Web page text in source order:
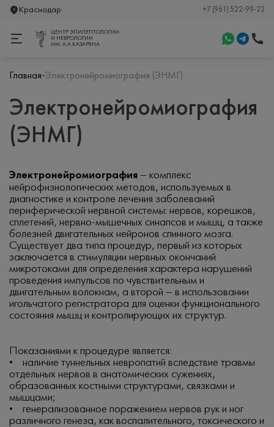
Краснодар +7 (961) 522-99-22
ЦЕНТР ЭПИЛЕПТОЛОГИИ
И НЕВРОЛОГИИ
ИМ. А.А.КАЗАРЯНА
Главная-Электронейромиография (ЭНМГ)
Электронейромиография
(ЭНМГ)
Электронейромиография – комплекс
нейрофизиологических методов, используемых в
диагностике и контроле лечения заболеваний
периферической нервной системы: нервов, корешков,
сплетений, нервно-мышечных синапсов и мышц, а также
болезней двигательных нейронов спинного мозга.
Существует два типа процедур, первый из которых
заключается в стимуляции нервных окончаний
микротоками для определения характера нарушений
проведения импульсов по чувствительным и
двигательным волокнам, а второй – в использовании
игольчатого регистратора для оценки функционального
состояния мышц и контролирующих их структур.
Показаниями к процедуре является:
• наличие туннельных невропатий вследствие травмы
отдельных нервов в анатомических сужениях,
образованных костными структурами, связками и
мышцами;
• генерализованное поражением нервов рук и ног
различного генеза, как воспалительного, токсического и